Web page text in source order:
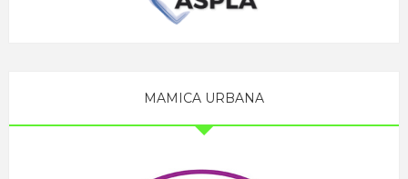
MAMICA URBANA